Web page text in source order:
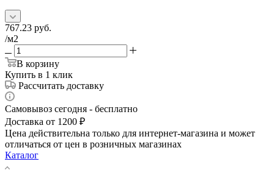
767.23 руб.
/м2
В корзину
Купить в 1 клик
Рассчитать доставку
Самовывоз сегодня - бесплатно
Доставка от 1200 ₽
Цена действительна только для интернет-магазина и может
отличаться от цен в розничных магазинах
Каталог